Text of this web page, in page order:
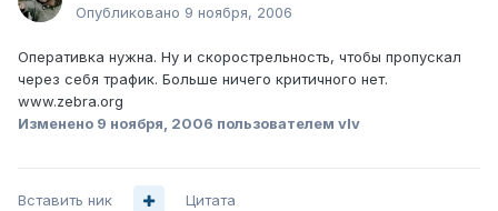
Опубликовано 9 ноября, 2006
Оперативка нужна. Ну и скорострельность, чтобы пропускал
через себя трафик. Больше ничего критичного нет.
www.zebra.org
Изменено 9 ноября, 2006 пользователем vIv
Вставить ник Цитата